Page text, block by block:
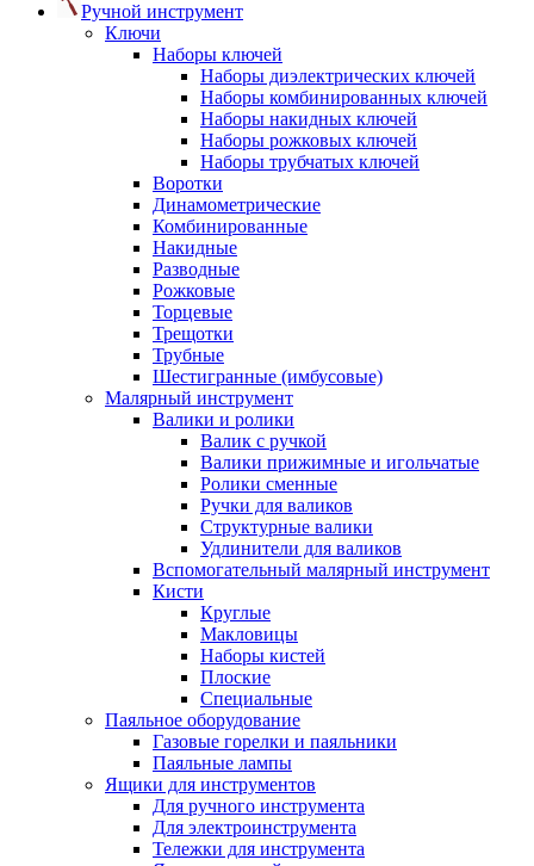
Ручной инструмент
Ключи
Наборы ключей
Наборы диэлектрических ключей
Наборы комбинированных ключей
Наборы накидных ключей
Наборы рожковых ключей
Наборы трубчатых ключей
Воротки
Динамометрические
Комбинированные
Накидные
Разводные
Рожковые
Торцевые
Трещотки
Трубные
Шестигранные (имбусовые)
Малярный инструмент
Валики и ролики
Валик с ручкой
Валики прижимные и игольчатые
Ролики сменные
Ручки для валиков
Структурные валики
Удлинители для валиков
Вспомогательный малярный инструмент
Кисти
Круглые
Макловицы
Наборы кистей
Плоские
Специальные
Паяльное оборудование
Газовые горелки и паяльники
Паяльные лампы
Ящики для инструментов
Для ручного инструмента
Для электроинструмента
Тележки для инструмента